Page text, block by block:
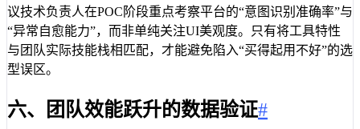
议技术负责人在POC阶段重点考察平台的“意图识别准确率”与
“异常自愈能力”，而非单纯关注UI美观度。只有将工具特性
与团队实际技能栈相匹配，才能避免陷入“买得起用不好”的选
型误区。
六、团队效能跃升的数据验证#